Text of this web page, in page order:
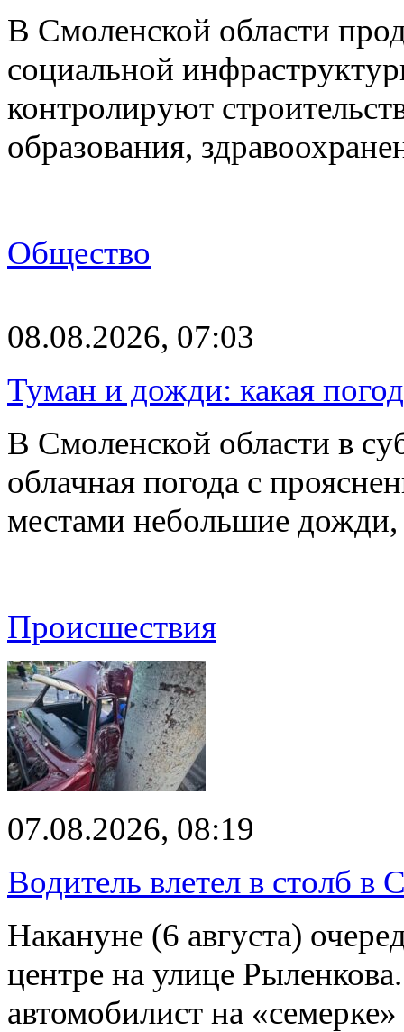
В Смоленской области
социальной
контролируют
образования,
Общество
08.08.2026, 07:03
Туман и дожди: какая
В Смоленской области в
облачная погода с
местами небольшие
Происшествия
07.08.2026, 08:19
Водитель влетел в столб в
Накануне (6 августа)
центре на улице
автомобилист на